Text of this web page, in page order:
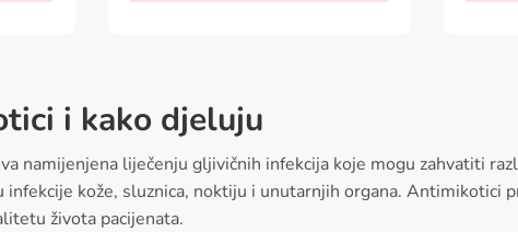
i kako djeluju
namijenjena liječenju gljivičnih infekcija koje mogu zahvatiti
infekcije kože, sluznica, noktiju i unutarnjih organa.
života pacijenata.